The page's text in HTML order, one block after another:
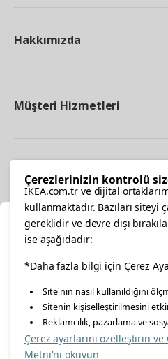
Hakkımızda
Müşteri Hizmetleri
facebooktwitterinstagram
linkedin
Konumunuzu Seçin
İnternetten vereceğiniz
içerikleri görebilmek için lütfen
İl seçiniz
Çerezlerinizin kontrolü
IKEA.com.tr ve dijital
kullanmaktadır. Bazıları siteyi
gereklidir ve devre dışı
ise aşağıdadır:
*Daha fazla bilgi için Çerez
Site'nin nasıl kullanıldığını
Sitenin kişiselleştirilmesini
Reklamcılık, pazarlama ve
Çerez ayarlarını özelleştirin ve
Metni'ni okuyun